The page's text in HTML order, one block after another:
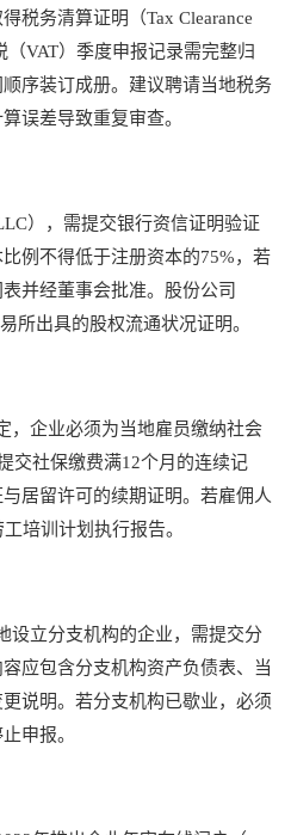
税务清算证明（Tax Clearance
VAT）季度申报记录需完整归
序装订成册。建议聘请当地税务
误差导致重复审查。
），需提交银行资信证明验证
例不得低于注册资本的75%，若
并经董事会批准。股份公司
所出具的股权流通状况证明。
企业必须为当地雇员缴纳社会
交社保缴费满12个月的连续记
居留许可的续期证明。若雇佣人
培训计划执行报告。
立分支机构的企业，需提交分
应包含分支机构资产负债表、当
说明。若分支机构已歇业，必须
申报。